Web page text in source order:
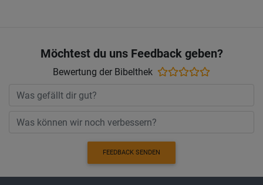
Möchtest du uns Feedback geben?
Bewertung der Bibelthek
FEEDBACK SENDEN